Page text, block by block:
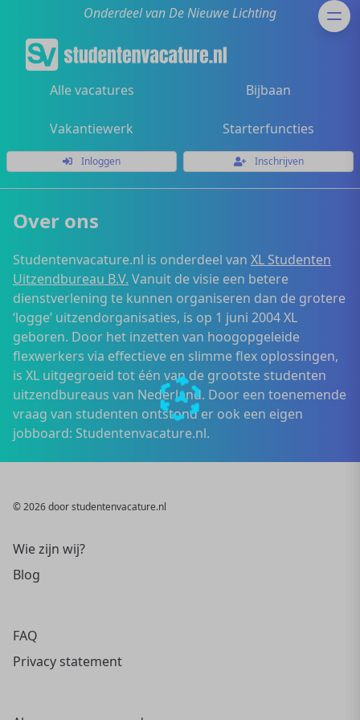
Onderdeel van De Nieuwe Lichting
Alle vacatures Bijbaan
Vakantiewerk Starterfuncties
Inloggen Inschrijven
Over ons
Studentenvacature.nl is onderdeel van XL Studenten
Uitzendbureau B.V. Vanuit de visie een betere
dienstverlening te kunnen organiseren dan de grotere
‘logge’ uitzendorganisaties, is op 1 juni 2004 XL
geboren. Door het inzetten van hoogopgeleide
flexwerkers via effectieve en slimme flex oplossingen,
is XL uitgegroeid tot één van de grootste studenten
uitzendbureaus van Nederland. Door een toenemende
vraag van studenten ontstond er ook een eigen
jobboard: Studentenvacature.nl.
© 2026 door studentenvacature.nl
Wie zijn wij?
Blog
FAQ
Privacy statement